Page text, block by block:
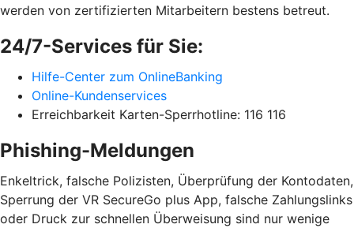
werden von zertifizierten Mitarbeitern bestens betreut.
24/7-Services für Sie:
Hilfe-Center zum OnlineBanking
Online-Kundenservices
Erreichbarkeit Karten-Sperrhotline: 116 116
Phishing-Meldungen
Enkeltrick, falsche Polizisten, Überprüfung der Kontodaten,
Sperrung der VR SecureGo plus App, falsche Zahlungslinks
oder Druck zur schnellen Überweisung sind nur wenige